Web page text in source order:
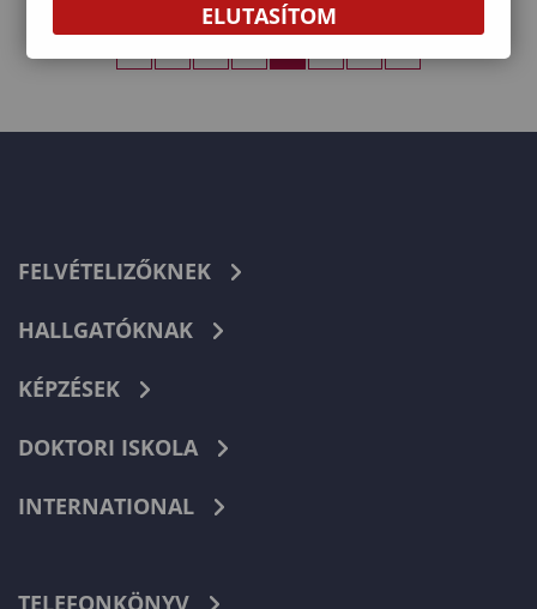
FELVÉTELIZŐKNEK
HALLGATÓKNAK
KÉPZÉSEK
DOKTORI ISKOLA
INTERNATIONAL
TELEFONKÖNYV
ELUTASÍTOM